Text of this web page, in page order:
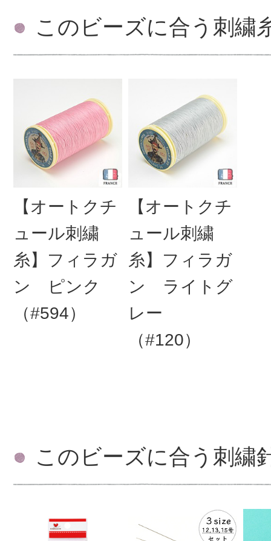
このビーズに合う刺繍
【オートクチ
ュール刺繍
糸】フィラガ
ン ピンク
（#594）
【オートクチ
ュール刺繍
糸】フィラガ
ン ライトグ
レー
（#120）
このビーズに合う刺繍